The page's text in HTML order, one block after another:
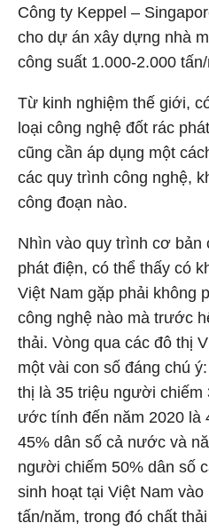
Công ty Keppel –
cho dự án xây dựng nhà
công suất 1.000-2.000
Từ kinh nghiệm thế giới,
loại công nghệ đốt rác
cũng cần áp dụng một
các quy trình công nghệ,
công đoạn nào.
Nhìn vào quy trình cơ bản
phát điện, có thể thấy có
Việt Nam gặp phải không
công nghệ nào mà trước
thải. Vòng qua các đô thị
một vài con số đáng chú
thị là 35 triệu người
ước tính đến năm 2020 là
45% dân số cả nước và
người chiếm 50% dân số
sinh hoạt tại Việt Nam vào
tấn/năm, trong đó chất